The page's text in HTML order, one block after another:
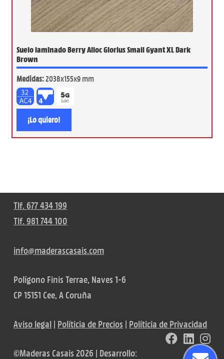
Suelo laminado Berry Alloc Glorius Small Gyant XL Dark
Brown
Medidas:2038x155x9 mm
¡Lo quiero!
Tlf. 677 434 199
Tlf. 981 744 100
info@maderascasais.com
Polígono Finis Terrae, Naves 1-6
CP 15151 Cee, A Coruña
Aviso legal | Políticia de Precios | Políticia de Privacidad
©Maderas Casais 2026 | Desarrollo: